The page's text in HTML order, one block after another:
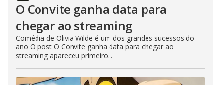
O Convite ganha data para
chegar ao streaming
Comédia de Olivia Wilde é um dos grandes sucessos do
ano O post O Convite ganha data para chegar ao
streaming apareceu primeiro...